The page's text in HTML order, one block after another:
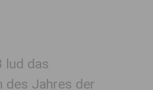
lud das
des Jahres der